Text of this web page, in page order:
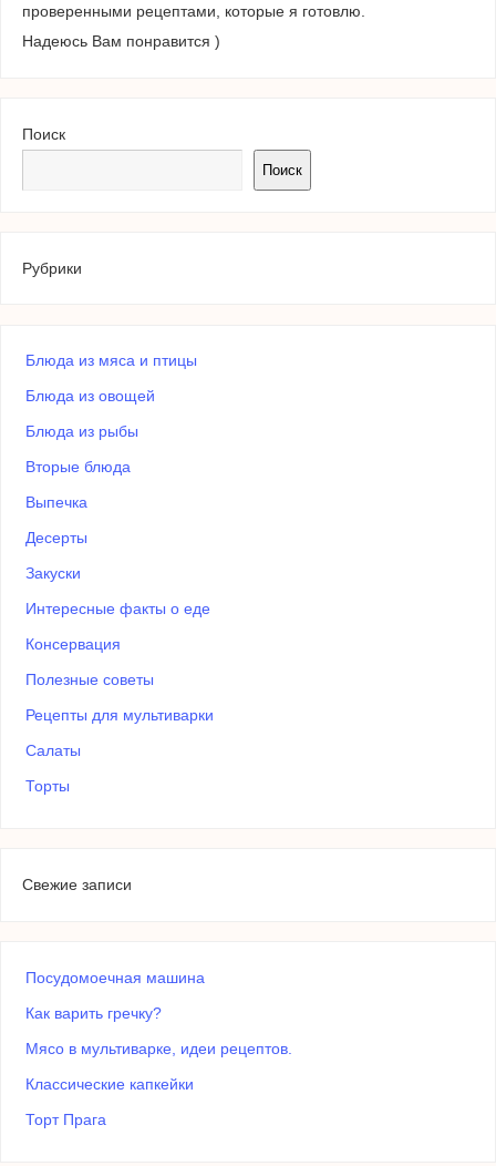
проверенными рецептами, которые я готовлю.
Надеюсь Вам понравится )
Поиск
Поиск
Рубрики
Блюда из мяса и птицы
Блюда из овощей
Блюда из рыбы
Вторые блюда
Выпечка
Десерты
Закуски
Интересные факты о еде
Консервация
Полезные советы
Рецепты для мультиварки
Салаты
Торты
Свежие записи
Посудомоечная машина
Как варить гречку?
Мясо в мультиварке, идеи рецептов.
Классические капкейки
Торт Прага